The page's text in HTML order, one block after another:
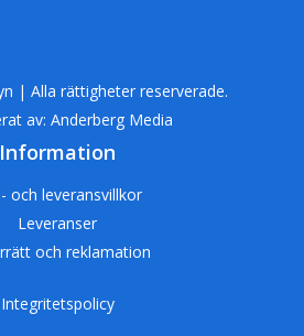
| Alla rättigheter reserverade.
av: Anderberg Media
Information
och leveransvillkor
Leveranser
och reklamation
Integritetspolicy